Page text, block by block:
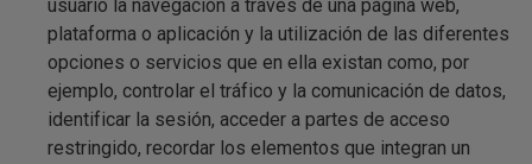
usuario la navegación a través de una página web,
plataforma o aplicación y la utilización de las diferentes
opciones o servicios que en ella existan como, por
ejemplo, controlar el tráfico y la comunicación de datos,
identificar la sesión, acceder a partes de acceso
restringido, recordar los elementos que integran un